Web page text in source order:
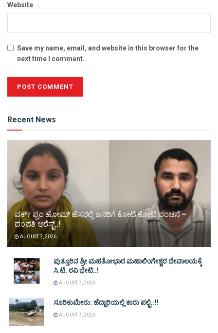
Website
Save my name, email, and website in this browser for the
next time I comment.
Recent News
ವರ್ಕ್ ಫ್ರಂ ಹೋಮ್ ಹೆಸರಲ್ಲಿ ಜನರಿಗೆ ಕೋಟಿ ಕೋಟಿ ವಂಚನೆ –
ದಂಪತಿ ಅರೆಸ್ಟ್..!
AUGUST 7, 2026
ಪುತ್ತೂರಿನ ಶ್ರೀ ಮಹತೋಭಾರ ಮಹಾಲಿಂಗೇಶ್ವರ ದೇವಾಲಯಕ್ಕೆ
ಸಿ.ಟಿ. ರವಿ ಭೇಟಿ..!
AUGUST 7, 2026
ಸೂರಿಕುಮೇರು: ಹೆದ್ದಾರಿಯಲ್ಲಿ ಕಾರು ಪಲ್ಟಿ..!!
AUGUST 7, 2026